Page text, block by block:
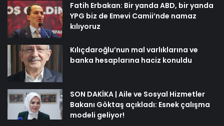
Fatih Erbakan: Bir yanda ABD, bir yanda
YPG biz de Emevi Camii’nde namaz
kılıyoruz
Kılıçdaroğlu’nun mal varlıklarına ve
banka hesaplarına haciz konuldu
SON DAKİKA | Aile ve Sosyal Hizmetler
Bakanı Göktaş açıkladı: Esnek çalışma
modeli geliyor!